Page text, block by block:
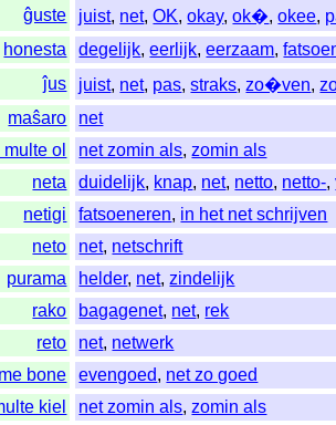
ĝuste juist, net,OK,okay,ok�,okee,
honesta
degelijk,eerlijk,eerzaam,
ĵus
juist, net, pas,straks,zo�ven,
maŝaro
net
ol
net zomin als,zomin als
neta
duidelijk, knap, net, netto, netto-,
netigi
fatsoeneren, in het net schrijven
neto
net, netschrift
purama
helder, net,zindelijk
rako
bagagenet, net, rek
reto
net, netwerk
bone
evengoed, net zo goed
kiel
net zomin als,zomin als